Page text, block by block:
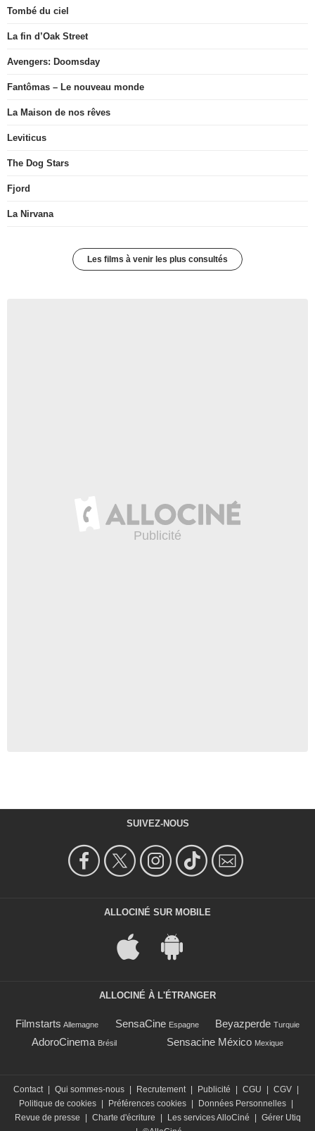
Tombé du ciel
La fin d’Oak Street
Avengers: Doomsday
Fantômas – Le nouveau monde
La Maison de nos rêves
Leviticus
The Dog Stars
Fjord
La Nirvana
Les films à venir les plus consultés
SUIVEZ-NOUS
ALLOCINÉ SUR MOBILE
ALLOCINÉ À L'ÉTRANGER
Filmstarts Allemagne SensaCine Espagne Beyazperde Turquie
AdoroCinema Brésil Sensacine México Mexique
Contact Qui sommes-nous Recrutement Publicité CGU CGV
Politique de cookies
Préférences cookies Données Personnelles
Revue de presse
Charte d'écriture Les services AlloCiné
Gérer Utiq